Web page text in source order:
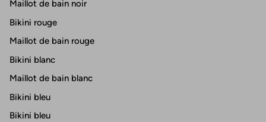
Maillot de bain noir
Bikini rouge
Maillot de bain rouge
Bikini blanc
Maillot de bain blanc
Bikini bleu
Bikini bleu